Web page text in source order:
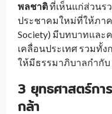
พลชาติที่เห็นแก่ส่วนร
ประชาคมใหม่ที่ให้ภา
Society) มีบทบาทแล
เคลื่อนประเทศ รวมทั้
ให้มีธรรมาภิบาลกำกั
3 ยุทธศาสตร์กา
กล้า